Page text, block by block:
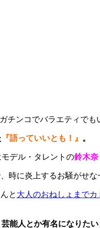
チンコでバラエティでも
『語っていいとも！』 。
デル・タレントの鈴木奈
時に炎上するお騒がせな
と 大人のおねしょまでカ
能人とか有名になりた